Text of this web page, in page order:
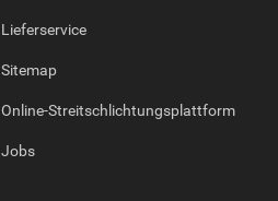
Lieferservice
Sitemap
Online-Streitschlichtungsplattform
Jobs